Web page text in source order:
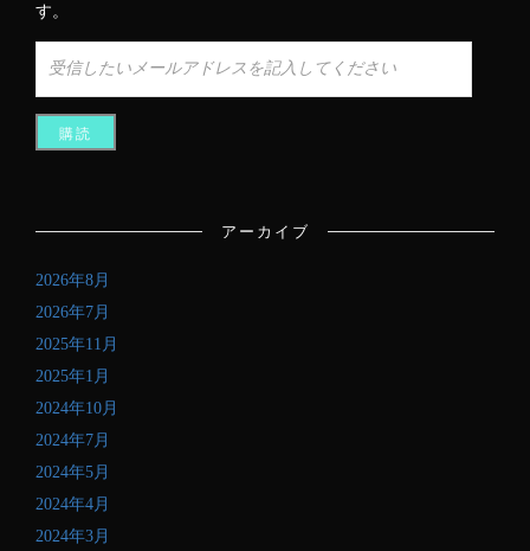
す。
信
し
い
レ
ス
を
入
し
て
だ
さ
い
アーカイブ
2026年8月
2026年7月
2025年11月
2025年1月
2024年10月
2024年7月
2024年5月
2024年4月
2024年3月